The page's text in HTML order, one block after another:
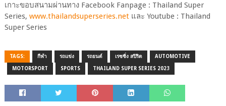
เกาะขอบสนามผ่านทาง Facebook Fanpage : Thailand Super
Series, www.thailandsuperseries.netและ Youtube : Thailand
Super Series
TAGS: กีฬา รถแข่ง รถยนต์ เรซซิ่ง สปิริต AUTOMOTIVE
MOTORSPORT SPORTS THAILAND SUPER SERIES 2023